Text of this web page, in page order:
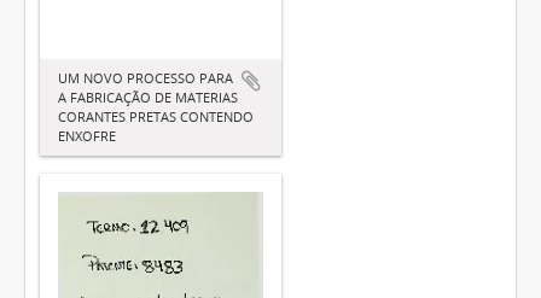
UM NOVO PROCESSO PARA
A FABRICAÇÃO DE MATERIAS
CORANTES PRETAS CONTENDO
ENXOFRE